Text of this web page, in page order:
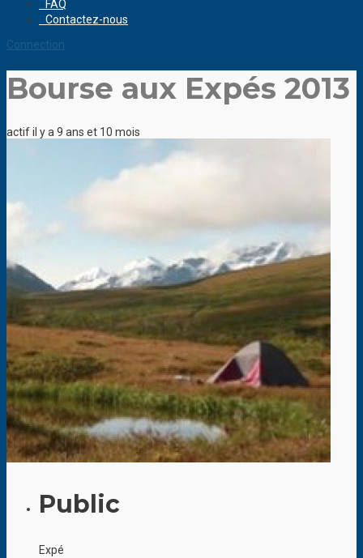
FAQ
Contactez-nous
Connection
Bourse aux Expés 2013
actif il y a 9 ans et 10 mois
Public
Expé